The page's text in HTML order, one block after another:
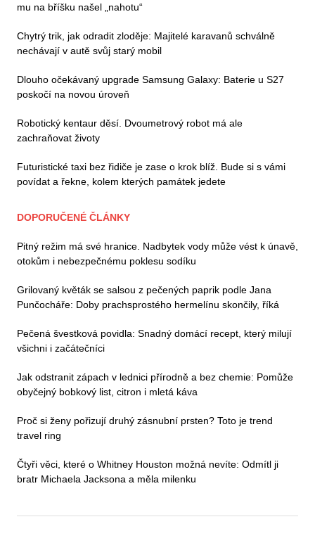
mu na bříšku našel „nahotu“
Chytrý trik, jak odradit zloděje: Majitelé karavanů schválně
nechávají v autě svůj starý mobil
Dlouho očekávaný upgrade Samsung Galaxy: Baterie u S27
poskočí na novou úroveň
Robotický kentaur děsí. Dvoumetrový robot má ale
zachraňovat životy
Futuristické taxi bez řidiče je zase o krok blíž. Bude si s vámi
povídat a řekne, kolem kterých památek jedete
DOPORUČENÉ ČLÁNKY
Pitný režim má své hranice. Nadbytek vody může vést k únavě,
otokům i nebezpečnému poklesu sodíku
Grilovaný květák se salsou z pečených paprik podle Jana
Punčocháře: Doby prachsprostého hermelínu skončily, říká
Pečená švestková povidla: Snadný domácí recept, který milují
všichni i začátečníci
Jak odstranit zápach v lednici přírodně a bez chemie: Pomůže
obyčejný bobkový list, citron i mletá káva
Proč si ženy pořizují druhý zásnubní prsten? Toto je trend
travel ring
Čtyři věci, které o Whitney Houston možná nevíte: Odmítl ji
bratr Michaela Jacksona a měla milenku